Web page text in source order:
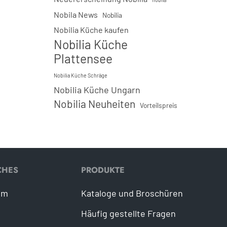
Nobila News Nobilia
Nobilia Küche kaufen
Nobilia Küche
Plattensee
Nobilia Küche Schräge
Nobilia Küche Ungarn
Nobilia Neuheiten Vorteilspreis
PRODUKTE
Kataloge und Broschüren
Häufig gestellte Fragen